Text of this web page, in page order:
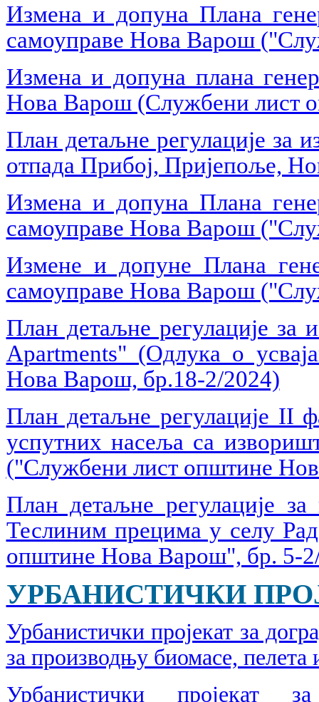
Измена и допуна Плана
самоуправе Нова Варош
Измена и допуна плана
Нова Варош (Службени лист
План детаљне регулације за
отпада Прибој, Пријепоље,
Измена и допуна Плана
самоуправе Нова Варош
Измене и допуне Плана
самоуправе Нова Варош
План детаљне регулације
Apartments" (Одлука о
Нова Варош, бр.18-2/2024)
План детаљне регулације II
успутних насеља са
("Службени лист општине
План детаљне регулације за
Теслиним прецима у селу
општине Нова Варош", бр. 5-
УРБАНИСТИЧКИ
Урбанистички пројекат за
за производњу биомасе, пелета
Урбанистички